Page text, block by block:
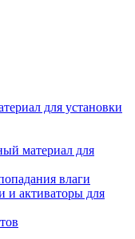
для установки
материал для
влаги
и активаторы для